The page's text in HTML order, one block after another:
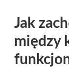
Jak
między